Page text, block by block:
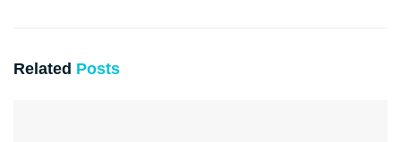
Related Posts